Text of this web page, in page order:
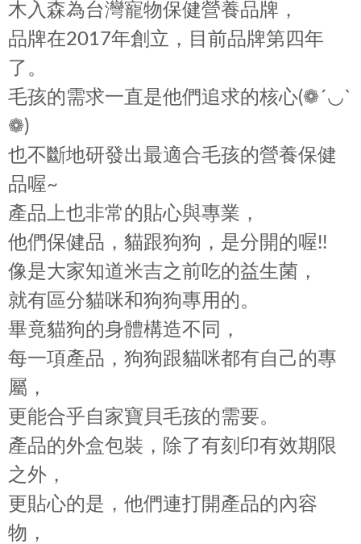
木入森為台灣寵物保健營養品牌，
品牌在2017年創立，目前品牌第四年
了。
毛孩的需求一直是他們追求的核心(❁´◡`
❁)
也不斷地研發出最適合毛孩的營養保健
品喔~
產品上也非常的貼心與專業，
他們保健品，貓跟狗狗，是分開的喔!!
像是大家知道米吉之前吃的益生菌，
就有區分貓咪和狗狗專用的。
畢竟貓狗的身體構造不同，
每一項產品，狗狗跟貓咪都有自己的專
屬，
更能合乎自家寶貝毛孩的需要。
產品的外盒包裝，除了有刻印有效期限
之外，
更貼心的是，他們連打開產品的內容
物，